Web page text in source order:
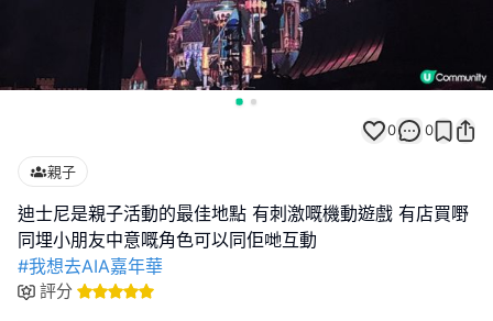
0 0
親子
迪士尼是親子活動的最佳地點 有刺激嘅機動遊戲 有店買嘢
#我想去AIA嘉年華
評分